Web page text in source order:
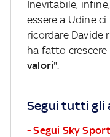
Inevitabile,
essere a Udine
ricordare Davide
ha fatto
valori".
Segui tutti gli
- Segui Sky